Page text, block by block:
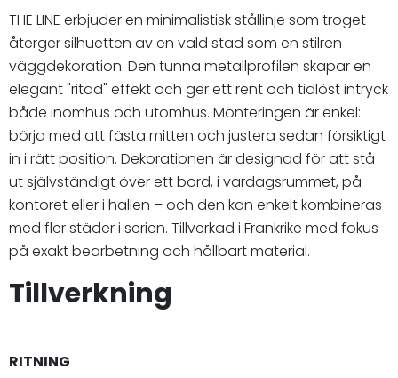
THE LINE erbjuder en minimalistisk stållinje som troget
återger silhuetten av en vald stad som en stilren
väggdekoration. Den tunna metallprofilen skapar en
elegant "ritad" effekt och ger ett rent och tidlöst intryck
både inomhus och utomhus. Monteringen är enkel:
börja med att fästa mitten och justera sedan försiktigt
in i rätt position. Dekorationen är designad för att stå
ut självständigt över ett bord, i vardagsrummet, på
kontoret eller i hallen – och den kan enkelt kombineras
med fler städer i serien. Tillverkad i Frankrike med fokus
på exakt bearbetning och hållbart material.
Tillverkning
RITNING